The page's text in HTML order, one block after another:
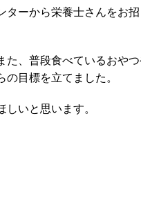
ーから栄養士さんをお
、普段食べているおや
目標を立てました。
いと思います。